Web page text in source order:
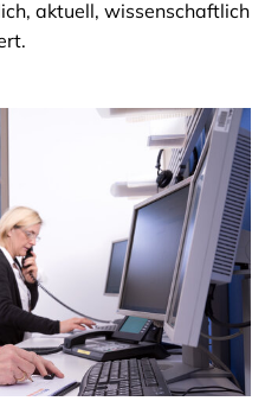
aktuell, wissenschaftlich